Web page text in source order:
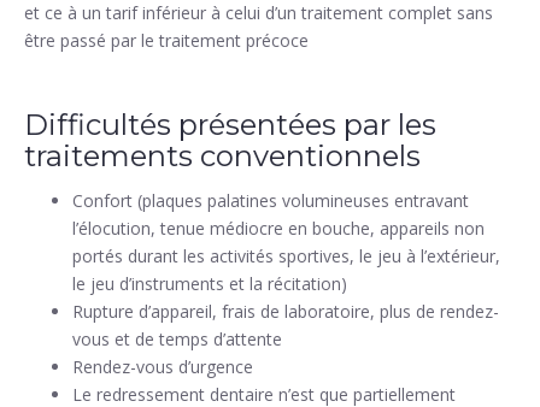
et ce à un tarif inférieur à celui d’un traitement complet sans
être passé par le traitement précoce
Difficultés présentées par les
traitements conventionnels
Confort (plaques palatines volumineuses entravant
l’élocution, tenue médiocre en bouche, appareils non
portés durant les activités sportives, le jeu à l’extérieur,
le jeu d’instruments et la récitation)
Rupture d’appareil, frais de laboratoire, plus de rendez-
vous et de temps d’attente
Rendez-vous d’urgence
Le redressement dentaire n’est que partiellement